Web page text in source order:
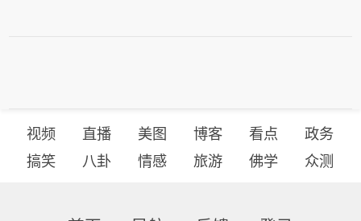
视频 直播 美图 博客 看点
政务
搞笑
八卦 情感 旅游 佛学 众测